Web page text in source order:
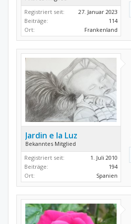
Registriert seit:
27. Januar 2023
Beiträge:
114
Ort:
Frankenland
Jardin e la Luz
Bekanntes Mitglied
Registriert seit:
1. Juli 2010
Beiträge:
194
Ort:
Spanien